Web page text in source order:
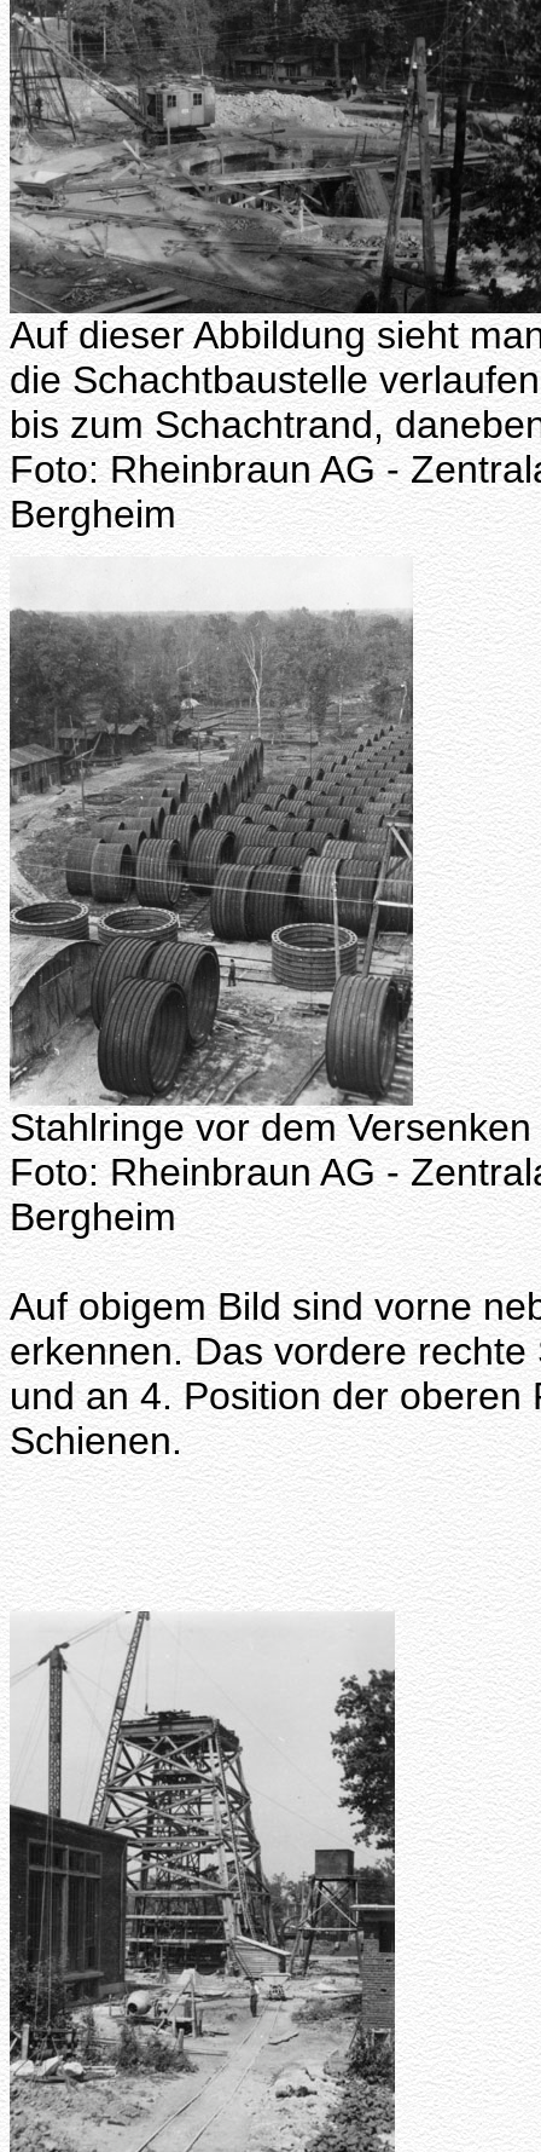
Auf dieser Abbildung sieht
die Schachtbaustelle
bis zum Schachtrand,
Foto: Rheinbraun AG -
Bergheim
Stahlringe vor dem
Foto: Rheinbraun AG -
Bergheim
Auf obigem Bild sind vorne
erkennen. Das vordere
und an 4. Position der
Schienen.